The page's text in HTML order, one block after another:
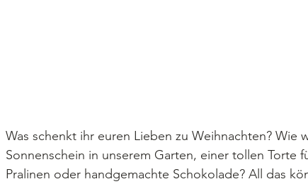
Was schenkt ihr euren Lieben zu Weihnachten? Wie
Sonnenschein in unserem Garten, einer tollen Torte
Pralinen oder handgemachte Schokolade? All das